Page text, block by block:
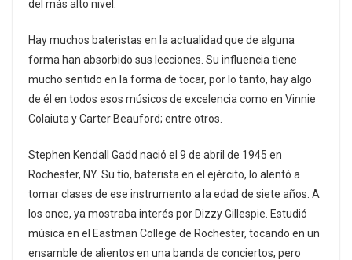
del más alto nivel.
Hay muchos bateristas en la actualidad que de alguna
forma han absorbido sus lecciones. Su influencia tiene
mucho sentido en la forma de tocar, por lo tanto, hay algo
de él en todos esos músicos de excelencia como en Vinnie
Colaiuta y Carter Beauford; entre otros.
Stephen Kendall Gadd nació el 9 de abril de 1945 en
Rochester, NY. Su tío, baterista en el ejército, lo alentó a
tomar clases de ese instrumento a la edad de siete años. A
los once, ya mostraba interés por Dizzy Gillespie. Estudió
música en el Eastman College de Rochester, tocando en un
ensamble de alientos en una banda de conciertos, pero